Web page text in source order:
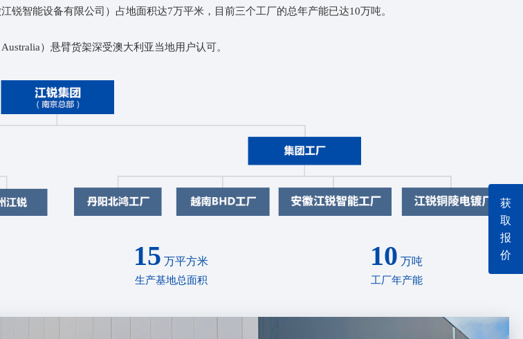
锐智能设备有限公司）占地面积达7万平米，目前三个工厂的总年产能已达10万吨。
）悬臂货架深受澳大利亚当地用户认可。
15 万平方米
生产基地总面积
10 万吨
工厂年产能
获
取
报
价